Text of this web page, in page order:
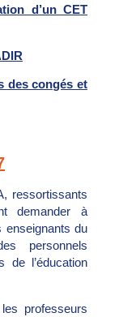
d’un CET
des congés et
ressortissants
demander à
enseignants du
personnels
de l’éducation
professeurs